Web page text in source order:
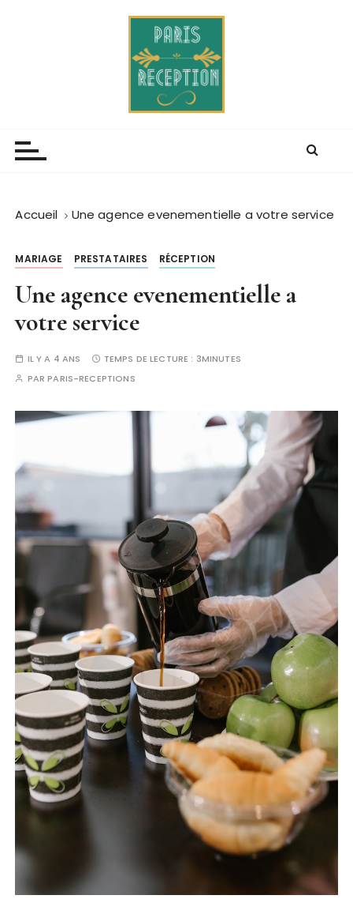
Accueil Une agence evenementielle a votre service
MARIAGE PRESTATAIRES RÉCEPTION
Une agence evenementielle a
votre service
IL Y A 4 ANS TEMPS DE LECTURE : 3MINUTES
PARPARIS-RECEPTIONS